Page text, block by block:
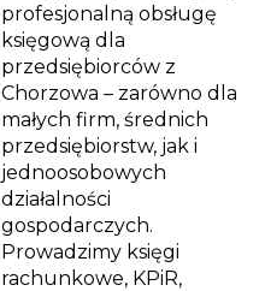
profesjonalną obsługę
księgową dla
przedsiębiorców z
Chorzowa – zarówno dla
małych firm, średnich
przedsiębiorstw, jak i
jednoosobowych
działalności
gospodarczych.
Prowadzimy księgi
rachunkowe, KPiR,